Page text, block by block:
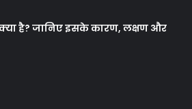
है? जानिए इसके कारण, लक्षण और